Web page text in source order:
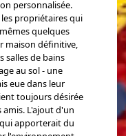
personnalisée.
propriétaires qui
quelques
maison définitive,
salles de bains
au sol - une
eue dans leur
toujours désirée
amis. L'ajout d'un
apporterait du